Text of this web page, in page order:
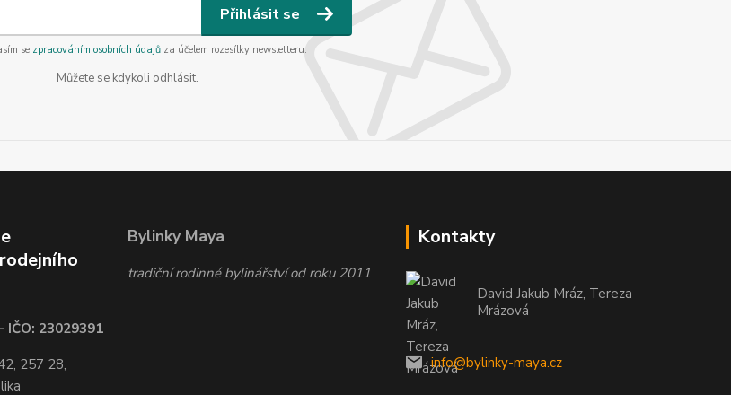
Přihlásit se
se zpracováním osobních údajůza účelem rozesílky newsletteru.
Můžete se kdykoli odhlásit.
IČO: 23029391
257 28,
Bylinky Maya
tradiční rodinné bylinářství od roku 2011
Kontakty
David Jakub Mráz, Tereza
Mrázová
info@bylinky-maya.cz